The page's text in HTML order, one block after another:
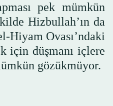
pek mümkün
Hizbullah’ın da
Hiyam Ovası’ndaki
için düşmanı içlere
gözükmüyor.